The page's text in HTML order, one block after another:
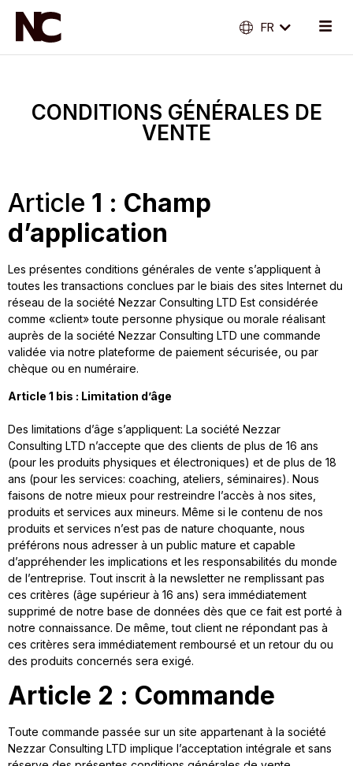
FR
EN
CONDITIONS GÉNÉRALES DE
VENTE
Article 1 : Champ
d’application
Les présentes conditions générales de vente s’appliquent à
toutes les transactions conclues par le biais des sites Internet du
réseau de la société Nezzar Consulting LTD Est considérée
comme «client» toute personne physique ou morale réalisant
auprès de la société Nezzar Consulting LTD une commande
validée via notre plateforme de paiement sécurisée, ou par
chèque ou en numéraire.
Article 1 bis : Limitation d’âge
Des limitations d’âge s’appliquent: La société Nezzar
Consulting LTD n’accepte que des clients de plus de 16 ans
(pour les produits physiques et électroniques) et de plus de 18
ans (pour les services: coaching, ateliers, séminaires). Nous
faisons de notre mieux pour restreindre l’accès à nos sites,
produits et services aux mineurs. Même si le contenu de nos
produits et services n’est pas de nature choquante, nous
préférons nous adresser à un public mature et capable
d’appréhender les implications et les responsabilités du monde
de l’entreprise. Tout inscrit à la newsletter ne remplissant pas
ces critères (âge supérieur à 16 ans) sera immédiatement
supprimé de notre base de données dès que ce fait est porté à
notre connaissance. De même, tout client ne répondant pas à
ces critères sera immédiatement remboursé et un retour du ou
des produits concernés sera exigé.
Article 2 : Commande
Toute commande passée sur un site appartenant à la société
Nezzar Consulting LTD implique l’acceptation intégrale et sans